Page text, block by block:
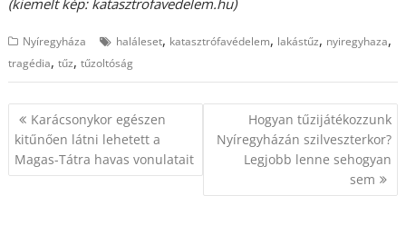
(kiemelt kép: katasztrofavedelem.hu)
Nyíregyháza haláleset, katasztrófavédelem, lakástűz, nyiregyhaza,
tragédia,tűz,tűzoltóság
Bejegyzés
navigáció
Karácsonykor egészen
kitűnően látni lehetett a
Magas-Tátra havas vonulatait
Hogyan tűzijátékozzunk
Nyíregyházán szilveszterkor?
Legjobb lenne sehogyan
sem